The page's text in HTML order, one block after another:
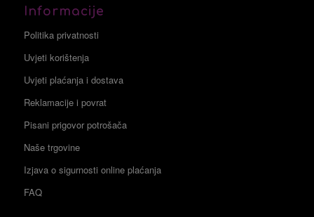
Informacije
Politika privatnosti
Uvjeti korištenja
Uvjeti plaćanja i dostava
Reklamacije i povrat
Pisani prigovor potrošača
Naše trgovine
Izjava o sigurnosti online plaćanja
FAQ